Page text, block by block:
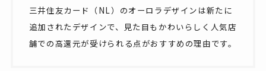
三井住友カード（NL）のオーロラデザインは新たに
追加されたデザインで、見た目もかわいらしく人気店
舗での高還元が受けられる点がおすすめの理由です。